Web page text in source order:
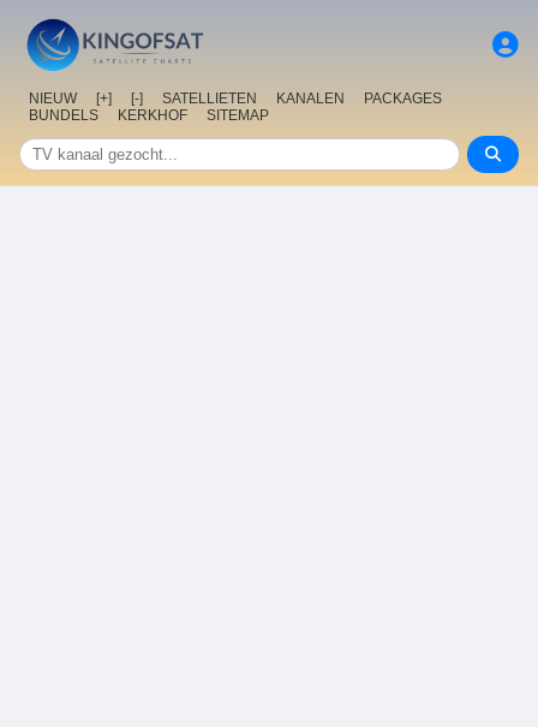
NIEUW [+] [-] SATELLIETEN KANALEN
PACKAGES
BUNDELS
KERKHOF SITEMAP